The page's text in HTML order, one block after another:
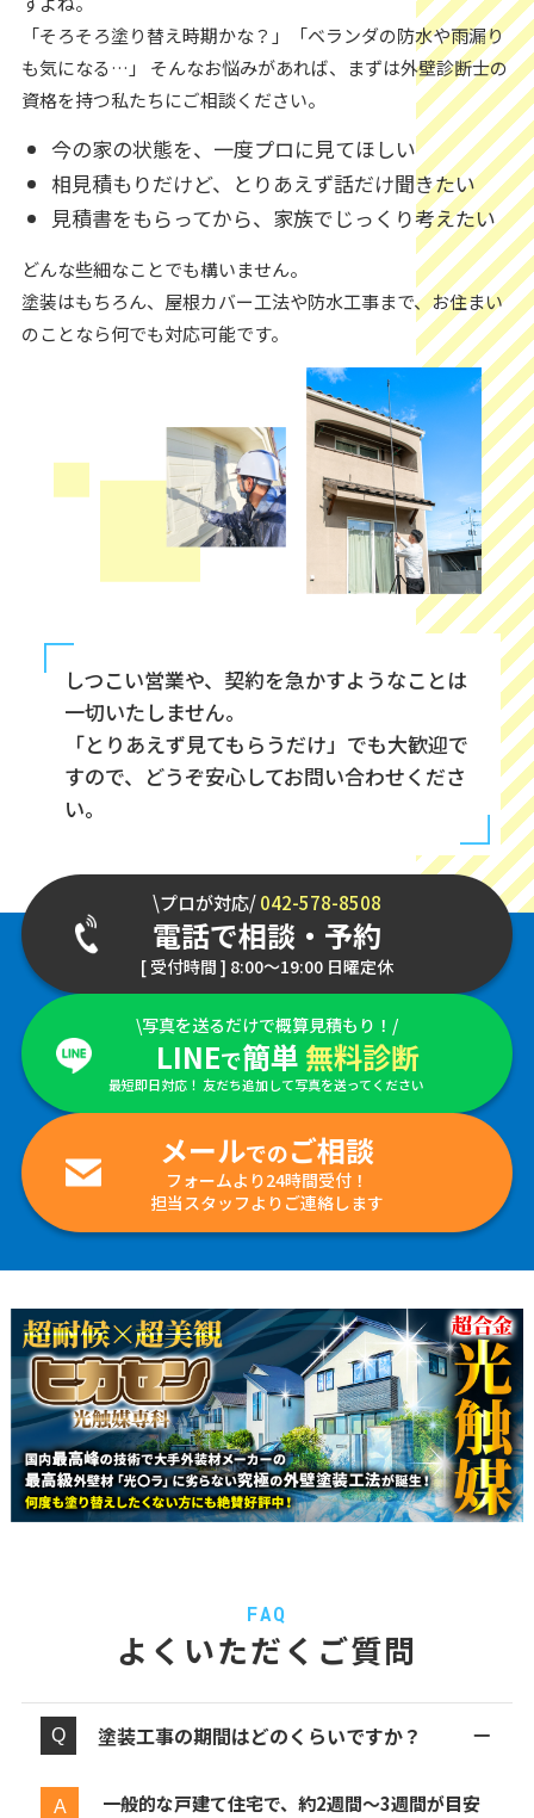
「そろそろ塗り替え時期かな？」「ベランダの防水や雨漏り
も気になる…」 そんなお悩みがあれば、まずは外壁診断士の
資格を持つ私たちにご相談ください。
今の家の状態を、一度プロに見てほしい
相見積もりだけど、とりあえず話だけ聞きたい
見積書をもらってから、家族でじっくり考えたい
どんな些細なことでも構いません。
塗装はもちろん、屋根カバー工法や防水工事まで、お住まい
のことなら何でも対応可能です。
しつこい営業や、契約を急かすようなことは
一切いたしません。
「とりあえず見てもらうだけ」でも大歓迎で
すので、どうぞ安心してお問い合わせくださ
い。
\プロが対応/042-578-8508
電話で相談・予約
[ 受付時間 ] 8:00～19:00 日曜定休
\写真を送るだけで概算見積もり！/
LINEで簡単 無料診断
最短即日対応！ 友だち追加して写真を送ってください
メールでのご相談
フォームより24時間受付！
担当スタッフよりご連絡します
FAQ
よくいただくご質問
塗装工事の期間はどのくらいですか？
一般的な戸建て住宅で、約2週間〜3週間が目安